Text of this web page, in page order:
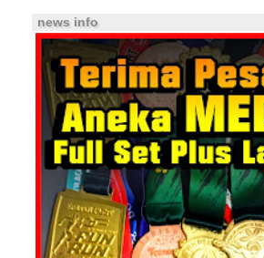
news info